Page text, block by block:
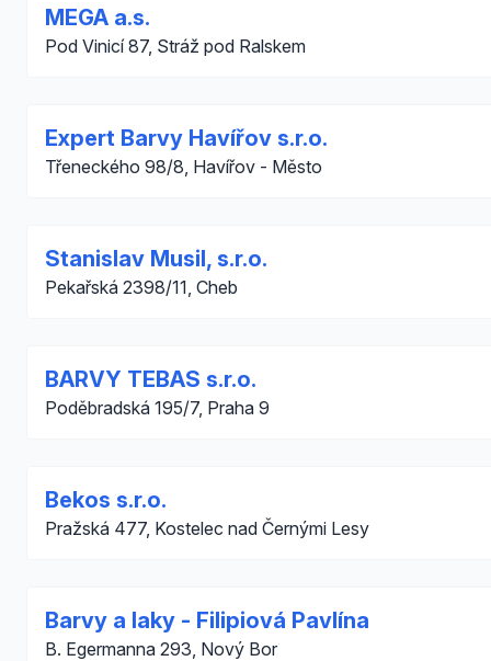
MEGA a.s.
Pod Vinicí 87, Stráž pod Ralskem
Expert Barvy Havířov s.r.o.
Třeneckého 98/8, Havířov - Město
Stanislav Musil, s.r.o.
Pekařská 2398/11, Cheb
BARVY TEBAS s.r.o.
Poděbradská 195/7, Praha 9
Bekos s.r.o.
Pražská 477, Kostelec nad Černými Lesy
Barvy a laky - Filipiová Pavlína
B. Egermanna 293, Nový Bor